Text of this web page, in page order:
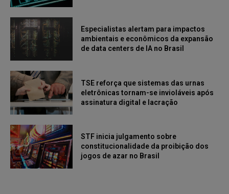
Especialistas alertam para impactos
ambientais e econômicos da expansão
de data centers de IA no Brasil
TSE reforça que sistemas das urnas
eletrônicas tornam-se invioláveis após
assinatura digital e lacração
STF inicia julgamento sobre
constitucionalidade da proibição dos
jogos de azar no Brasil